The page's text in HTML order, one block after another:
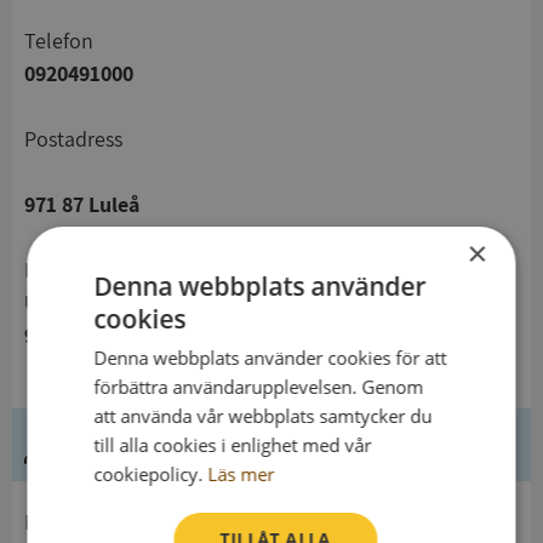
telefon
0920491000
Postadress
971 87 Luleå
Universitetsområdet Porsön
977 54 Luleå
Ledning
×
Denna webbplats använder
cookies
Denna webbplats använder cookies för att
förbättra användarupplevelsen. Genom
att använda vår webbplats samtycker du
till alla cookies i enlighet med vår
cookiepolicy. Läs mer